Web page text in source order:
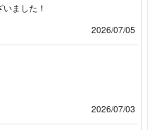
ました！
2026/07/05
2026/07/03